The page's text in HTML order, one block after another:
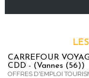
LES
CARREFOUR
CDD - (Vannes (56))
OFFRES D'EMPLOI